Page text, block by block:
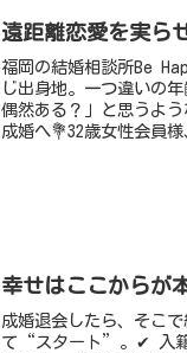
遠距離恋愛を実ら
福岡の結婚相談所Be
じ出身地。一つ違いの
偶然ある？」と思うよ
成婚へ💐32歳女性会員
幸せはここからが
成婚退会したら、そこ
て“スタート”。✔ 入籍